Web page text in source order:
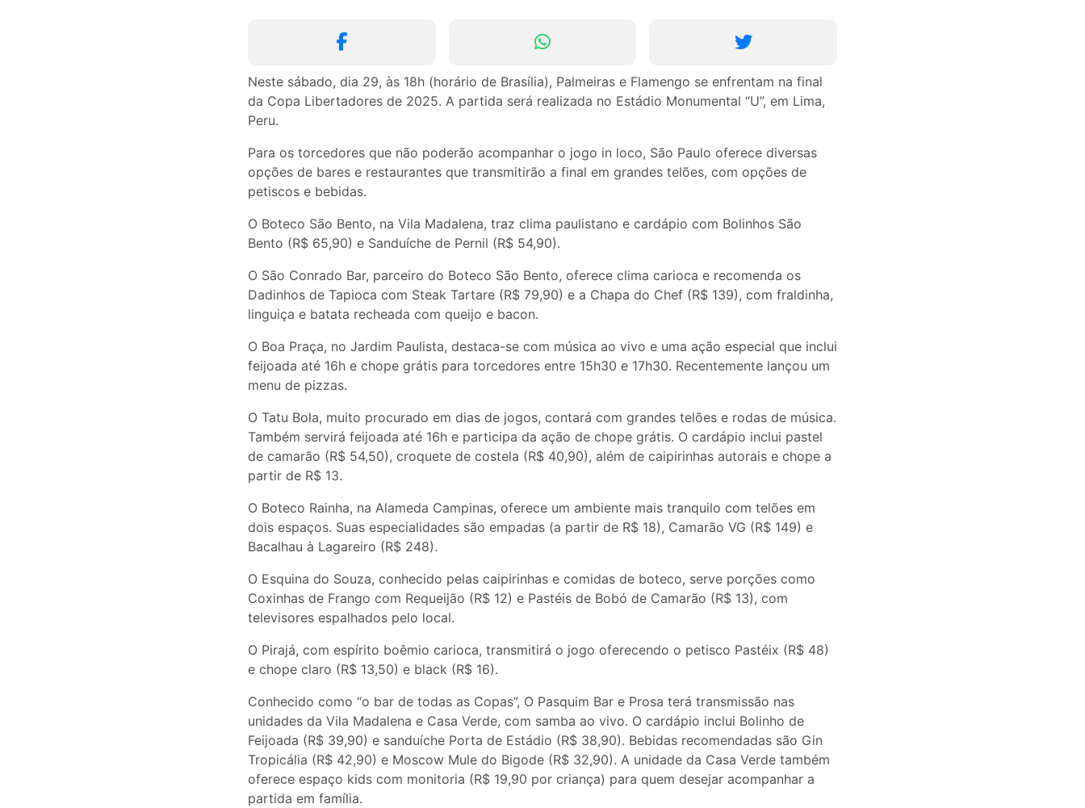
Neste sábado, dia 29, às 18h (horário de Brasília), Palmeiras e Flamengo se enfrentam na final
da Copa Libertadores de 2025. A partida será realizada no Estádio Monumental “U”, em Lima,
Peru.
Para os torcedores que não poderão acompanhar o jogo in loco, São Paulo oferece diversas
opções de bares e restaurantes que transmitirão a final em grandes telões, com opções de
petiscos e bebidas.
O Boteco São Bento, na Vila Madalena, traz clima paulistano e cardápio com Bolinhos São
Bento (R$ 65,90) e Sanduíche de Pernil (R$ 54,90).
O São Conrado Bar, parceiro do Boteco São Bento, oferece clima carioca e recomenda os
Dadinhos de Tapioca com Steak Tartare (R$ 79,90) e a Chapa do Chef (R$ 139), com fraldinha,
linguiça e batata recheada com queijo e bacon.
O Boa Praça, no Jardim Paulista, destaca-se com música ao vivo e uma ação especial que inclui
feijoada até 16h e chope grátis para torcedores entre 15h30 e 17h30. Recentemente lançou um
menu de pizzas.
O Tatu Bola, muito procurado em dias de jogos, contará com grandes telões e rodas de música.
Também servirá feijoada até 16h e participa da ação de chope grátis. O cardápio inclui pastel
de camarão (R$ 54,50), croquete de costela (R$ 40,90), além de caipirinhas autorais e chope a
partir de R$ 13.
O Boteco Rainha, na Alameda Campinas, oferece um ambiente mais tranquilo com telões em
dois espaços. Suas especialidades são empadas (a partir de R$ 18), Camarão VG (R$ 149) e
Bacalhau à Lagareiro (R$ 248).
O Esquina do Souza, conhecido pelas caipirinhas e comidas de boteco, serve porções como
Coxinhas de Frango com Requeijão (R$ 12) e Pastéis de Bobó de Camarão (R$ 13), com
televisores espalhados pelo local.
O Pirajá, com espírito boêmio carioca, transmitirá o jogo oferecendo o petisco Pastéix (R$ 48)
e chope claro (R$ 13,50) e black (R$ 16).
Conhecido como “o bar de todas as Copas”, O Pasquim Bar e Prosa terá transmissão nas
unidades da Vila Madalena e Casa Verde, com samba ao vivo. O cardápio inclui Bolinho de
Feijoada (R$ 39,90) e sanduíche Porta de Estádio (R$ 38,90). Bebidas recomendadas são Gin
Tropicália (R$ 42,90) e Moscow Mule do Bigode (R$ 32,90). A unidade da Casa Verde também
oferece espaço kids com monitoria (R$ 19,90 por criança) para quem desejar acompanhar a
partida em família.